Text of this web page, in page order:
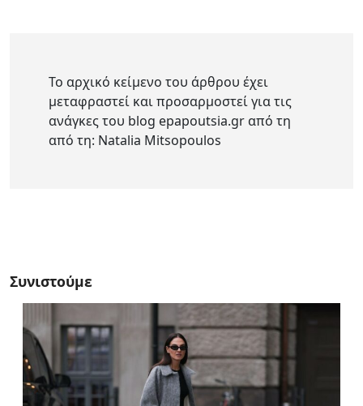
Το αρχικό κείμενο του άρθρου έχει
μεταφραστεί και προσαρμοστεί για τις
ανάγκες του blog epapoutsia.gr από τη
από τη: Natalia Mitsopoulos
Συνιστούμε